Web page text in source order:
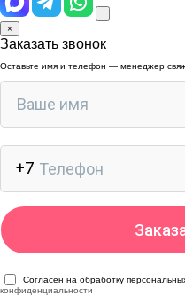
×
Заказать звонок
Оставьте имя и телефон — менеджер
Согласен на обработку
конфиденциальности